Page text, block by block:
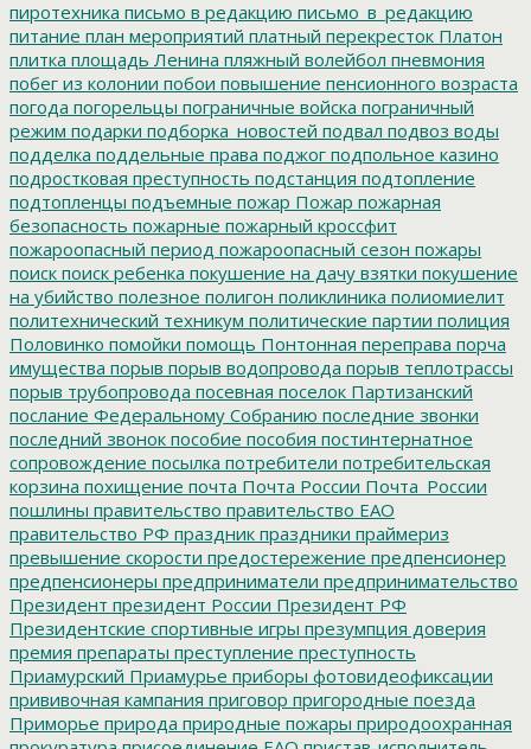
пиротехника письмо в редакцию письмо_в_редакцию
питание план мероприятий платный перекресток Платон
плитка площадь Ленина пляжный волейбол пневмония
побег из колонии побои повышение пенсионного возраста
погода погорельцы пограничные войска пограничный
режим подарки подборка_новостей подвал подвоз воды
подделка поддельные права поджог подпольное казино
подростковая преступность подстанция подтопление
подтопленцы подъемные пожар Пожар пожарная
безопасность пожарные пожарный кроссфит
пожароопасный период пожароопасный сезон пожары
поиск поиск ребенка покушение на дачу взятки покушение
на убийство полезное полигон поликлиника полиомиелит
политехнический техникум политические партии полиция
Половинко помойки помощь Понтонная переправа порча
имущества порыв порыв водопровода порыв теплотрассы
порыв трубопровода посевная поселок Партизанский
послание Федеральному Собранию последние звонки
последний звонок пособие пособия постинтернатное
сопровождение посылка потребители потребительская
корзина похищение почта Почта России Почта_России
пошлины правительство правительство ЕАО
правительство РФ праздник праздники праймериз
превышение скорости предостережение предпенсионер
предпенсионеры предприниматели предпринимательство
Президент президент России Президент РФ
Президентские спортивные игры презумпция доверия
премия препараты преступление преступность
Приамурский Приамурье приборы фотовидеофиксации
прививочная кампания приговор пригородные поезда
Приморье природа природные пожары природоохранная